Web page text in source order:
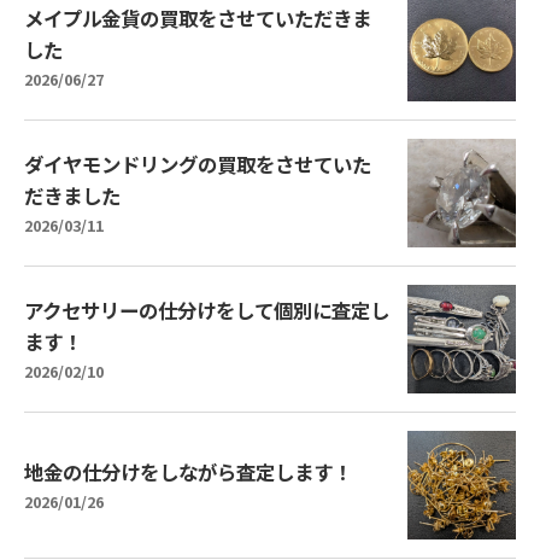
メイプル金貨の買取をさせていただきま
した
2026/06/27
ダイヤモンドリングの買取をさせていた
だきました
2026/03/11
アクセサリーの仕分けをして個別に査定し
ます！
2026/02/10
地金の仕分けをしながら査定します！
2026/01/26